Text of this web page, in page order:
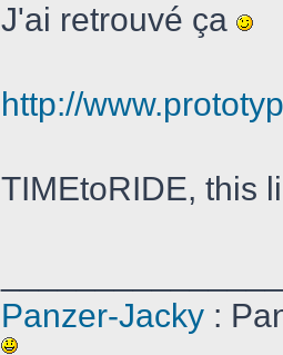
J'ai retrouvé ça
http://
TIMEtoRIDE, this
Panzer-Jacky :